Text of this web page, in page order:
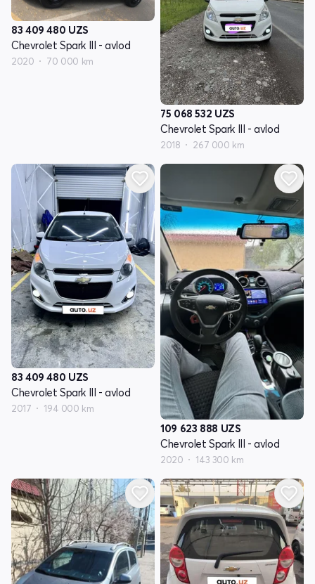
83 409 480 UZS
Chevrolet Spark III - avlod
2020 70 000 km
75 068 532 UZS
Chevrolet Spark III - avlod
2018 267 000 km
83 409 480 UZS
Chevrolet Spark III - avlod
2017 194 000 km
109 623 888 UZS
Chevrolet Spark III - avlod
2020 143 300 km